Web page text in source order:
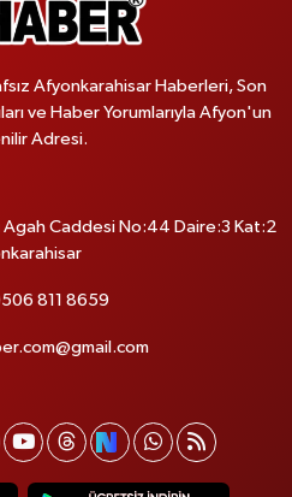
Afyonkarahisar Haberleri, Son
ve Haber Yorumlarıyla Afyon'un
Adresi.
Agah Caddesi No:44 Daire:3 Kat:2
811 8659